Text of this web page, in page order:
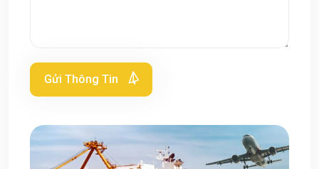
Gửi Thông Tin